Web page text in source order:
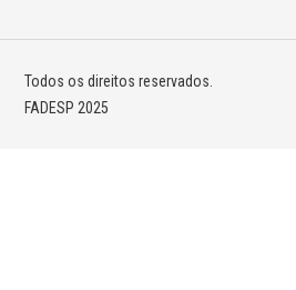
Todos os direitos reservados.
FADESP 2025